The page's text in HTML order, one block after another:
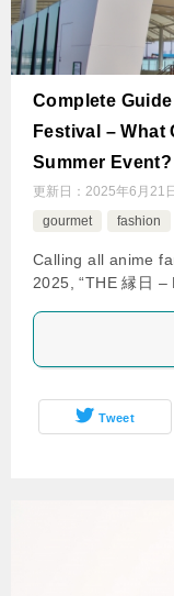
Complete
Festival – What
Summer Event?
更新日： 2025年6月21日
gourmet
fashion
Calling all anime
2025, “THE 縁日
Tweet